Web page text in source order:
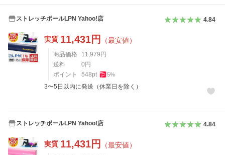
ストレッチポールLPN Yahoo!店 4.84
実質 11,431円 （最安値）
商品価格 11,979 円
送料
0 円
ポイント
548pt 5%
3〜5日以内に発送（休業日を除く）
ストレッチポールLPN Yahoo!店 4.84
実質 11,431円 （最安値）